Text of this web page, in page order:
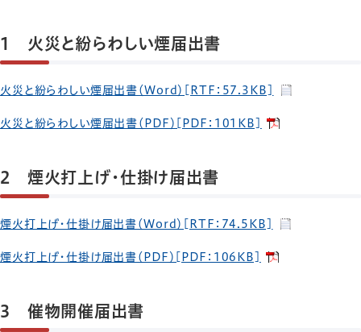
1 火災と紛らわしい煙届出書
火災と紛らわしい煙届出書（Word）[RTF：57.3KB]
火災と紛らわしい煙届出書（PDF）[PDF：101KB]
2 煙火打上げ・仕掛け届出書
煙火打上げ・仕掛け届出書（Word）[RTF：74.5KB]
煙火打上げ・仕掛け届出書（PDF）[PDF：106KB]
3 催物開催届出書